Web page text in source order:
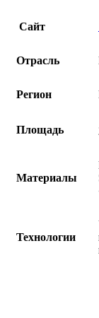
Сайт
Отрасль
Регион
Площадь
Материалы
Технологии